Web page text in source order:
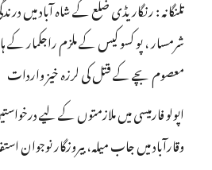
تلنگانہ : رنگاریڈی ضلع کے شاہ آباد میں
معصوم بچے کے قتل کی لرزہ خیز واردات
وقارآباد میں جاب میلہ، بیروزگار نوجوان